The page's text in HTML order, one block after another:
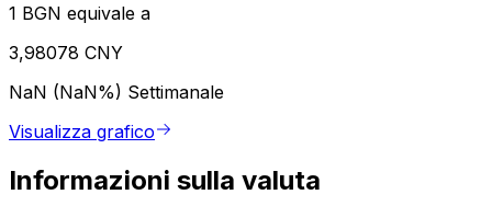
1 BGN equivale a
3,98078 CNY
NaN (NaN%) Settimanale
Visualizza grafico
Informazioni sulla valuta